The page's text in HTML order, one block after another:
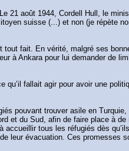
21 août 1944, Cordell Hull, le
suisse (...) et non (je répète
tout fait. En vérité, malgré ses
à Ankara pour lui demander de
qu’il fallait agir pour avoir une
pouvant trouver asile en
et du Sud, afin de faire place à
tous les réfugiés dès
leur évacuation. Ces promesses